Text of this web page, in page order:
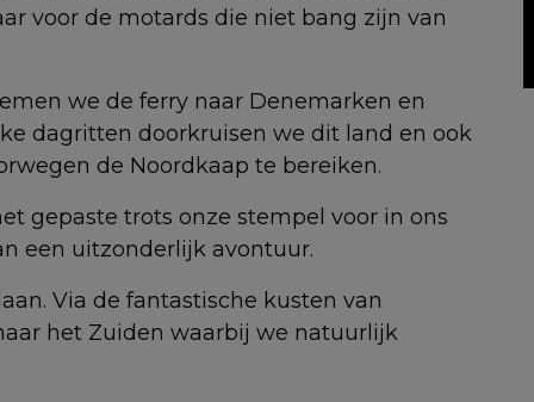
voor de motards die niet bang zijn van
we de ferry naar Denemarken en
dagritten doorkruisen we dit land en ook
de Noordkaap te bereiken.
gepaste trots onze stempel voor in ons
een uitzonderlijk avontuur.
Via de fantastische kusten van
het Zuiden waarbij we natuurlijk